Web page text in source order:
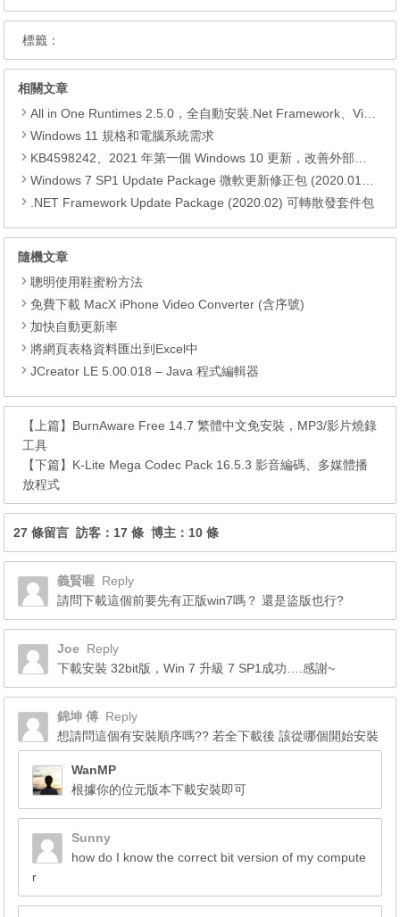
標籤：
相關文章
All in One Runtimes 2.5.0，全自動安裝.Net Framework、Visual C++、DirectX、Flash Player、JRE
Windows 11 規格和電腦系統需求
KB4598242、2021 年第一個 Windows 10 更新，改善外部裝置安全性、解決HTTPS安全漏洞、印表機呼叫(RPC)漏洞
Windows 7 SP1 Update Package 微軟更新修正包 (2020.01月份)
.NET Framework Update Package (2020.02) 可轉散發套件包
隨機文章
聰明使用鞋蜜粉方法
免費下載 MacX iPhone Video Converter (含序號)
加快自動更新率
將網頁表格資料匯出到Excel中
JCreator LE 5.00.018 – Java 程式編輯器
【上篇】 BurnAware Free 14.7 繁體中文免安裝，MP3/影片燒錄
工具
【下篇】 K-Lite Mega Codec Pack 16.5.3 影音編碼、多媒體播
放程式
27 條留言 訪客：17 條 博主：10 條
義賢喔 Reply
請問下載這個前要先有正版win7嗎？ 還是盜版也行?
Joe Reply
下載安裝 32bit版，Win 7 升級 7 SP1成功….感謝~
錦坤 傅 Reply
想請問這個有安裝順序嗎?? 若全下載後 該從哪個開始安裝
WanMP
根據你的位元版本下載安裝即可
Sunny
how do I know the correct bit version of my compute
r